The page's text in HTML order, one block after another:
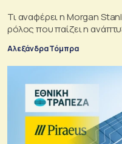
Τι αναφέρει η Morgan
ρόλος που παίζει η
Αλεξάνδρα Τόμπρα